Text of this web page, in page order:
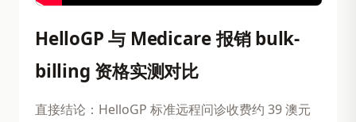
HelloGP 与 Medicare 报销 bulk-
billing 资格实测对比
直接结论：HelloGP 标准远程问诊收费约 39 澳元